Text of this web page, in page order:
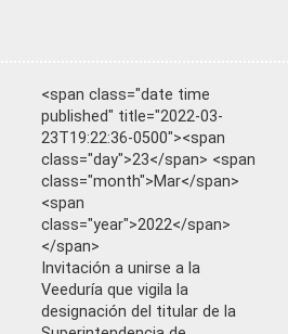
<span class="date time
published" title="2022-03-
23T19:22:36-0500"><span
class="day">23</span> <span
class="month">Mar</span>
<span
class="year">2022</span>
</span>
Invitación a unirse a la
Veeduría que vigila la
designación del titular de la